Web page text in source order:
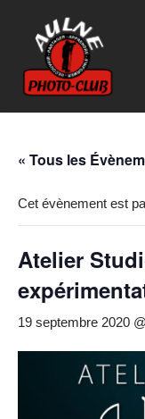
Aller
au
contenu
« Tous les
Cet évènement est
Atelier
19 septembre 2020